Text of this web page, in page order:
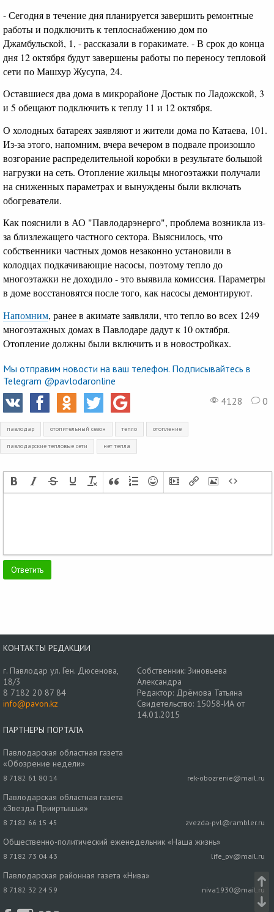
- Сегодня в течение дня планируется завершить ремонтные
работы и подключить к теплоснабжению дом по
Джамбульской, 1, - рассказали в горакимате. - В срок до конца
дня 12 октября будут завершены работы по переносу тепловой
сети по Машхур Жусупа, 24.
Оставшиеся два дома в микрорайоне Достык по Ладожской, 3
и 5 обещают подключить к теплу 11 и 12 октября.
О холодных батареях заявляют и жители дома по Катаева, 101.
Из-за этого, напомним, вчера вечером в подвале произошло
возгорание распределительной коробки в результате большой
нагрузки на сеть. Отопление жильцы многоэтажки получали
на сниженных параметрах и вынуждены были включать
обогреватели.
Как пояснили в АО "Павлодарэнерго", проблема возникла из-
за близлежащего частного сектора. Выяснилось, что
собственники частных домов незаконно установили в
колодцах подкачивающие насосы, поэтому тепло до
многоэтажки не доходило - это выявила комиссия. Параметры
в доме восстановятся после того, как насосы демонтируют.
Напомним, ранее в акимате заявляли, что тепло во всех 1249
многоэтажных домах в Павлодаре дадут к 10 октября.
Отопление должны были включить и в новостройках.
Мы отправим новости на ваш телефон. Подписывайтесь в
Telegram @pavlodaronline
4128
0
павлодар отопительный сезон тепло отопление
павлодарские тепловые сети нет тепла
КОНТАКТЫ РЕДАКЦИИ
г. Павлодар ул. Ген. Дюсенова,
18/3
8 7182 20 87 84
info@pavon.kz
Собственник: Зиновьева
Александра
Редактор: Дрёмова Татьяна
Свидетельство: 15058-ИА от
14.01.2015
ПАРТНЕРЫ ПОРТАЛА
Павлодарская областная газета
«Обозрение недели»
8 7182 61 80 14 rek-obozrenie@mail.ru
Павлодарская областная газета
«Звезда Прииртышья»
8 7182 66 15 45 zvezda-pvl@rambler.ru
Общественно-политический еженедельник «Наша жизнь»
8 7182 73 04 43 life_pv@mail.ru
Павлодарская районная газета «Нива»
8 7182 32 24 59 niva1930@mail.ru